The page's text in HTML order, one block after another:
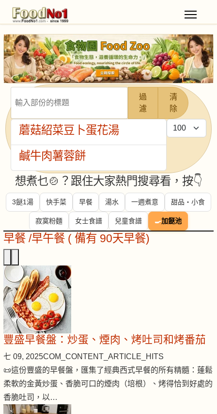
過
濾
清
除
每頁顯示條數
蘑菇紹菜豆卜蛋花湯
鹹牛肉薯蓉餅
想煮乜🍲？跟住大家熱門搜尋看，按👇
3餸1湯 快手菜 早餐 湯水 一週煮意 甜品・小食
寂寞粉麵 女士食譜 兒童食譜 🍳加餸池
早餐 /早午餐 ( 備有 90天早餐)
豐盛早餐盤：炒蛋、煙肉、烤吐司和烤番茄
七 09, 2025COM_CONTENT_ARTICLE_HITS
📜這份豐盛的早餐盤，匯集了經典西式早餐的所有精髓：蓬鬆
柔軟的金黃炒蛋、香脆可口的煙肉（培根）、烤得恰到好處的
香脆吐司，以…